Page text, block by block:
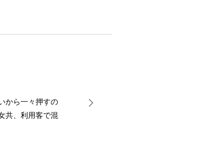
から一々押すの
共、利用客で混